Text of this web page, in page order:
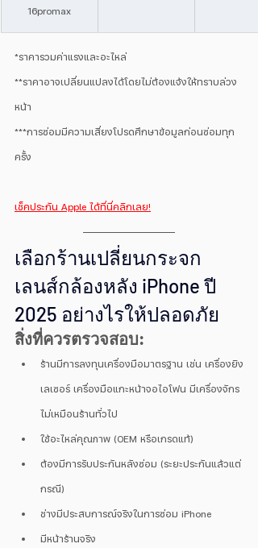
16promax
*ราคารวมค่าแรงและอะไหล่
**ราคาอาจเปลี่ยนแปลงได้โดยไม่ต้องแจ้งให้ทราบล่วง
หน้า
***การซ่อมมีความเสี่ยงโปรดศึกษาข้อมูลก่อนซ่อมทุก
ครั้ง
เช็คประกัน Apple ได้ที่นี่คลิกเลย!
เลือกร้านเปลี่ยนกระจก
เลนส์กล้องหลัง iPhone ปี
2025 อย่างไรให้ปลอดภัย
สิ่งที่ควรตรวจสอบ:
ร้านมีการลงทุนเครื่องมือมาตรฐาน เช่น เครื่องยิง
เลเซอร์ เครื่องมือแกะหน้าจอไอโฟน มีเครื่องจักร
ไม่เหมือนร้านทั่วไป
ใช้อะไหล่คุณภาพ (OEM หรือเกรดแท้)
ต้องมีการรับประกันหลังซ่อม (ระยะประกันแล้วแต่
กรณี)
ช่างมีประสบการณ์จริงในการซ่อม iPhone
มีหน้าร้านจริง